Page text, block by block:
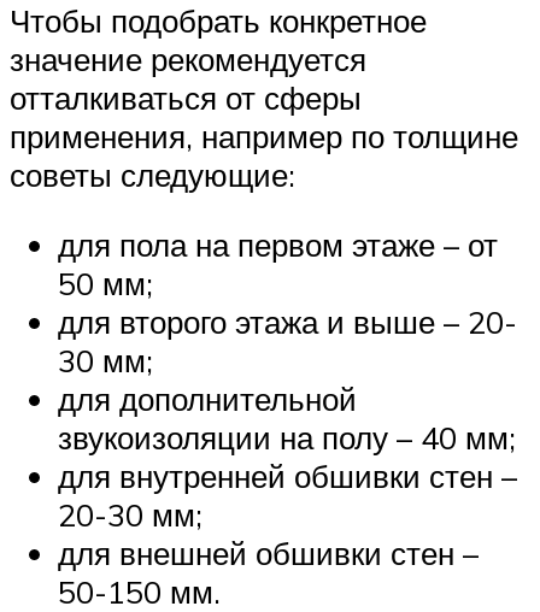
Чтобы подобрать конкретное
значение рекомендуется
отталкиваться от сферы
применения, например по толщине
советы следующие:
для пола на первом этаже – от
50 мм;
для второго этажа и выше – 20-
30 мм;
для дополнительной
звукоизоляции на полу – 40 мм;
для внутренней обшивки стен –
20-30 мм;
для внешней обшивки стен –
50-150 мм.